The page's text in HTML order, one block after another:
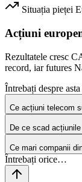
Situația pieței
Acțiuni
Rezultatele cresc
record, iar futures
Întrebați despre asta
Ce acțiuni telecom
De ce scad
Ce mari companii